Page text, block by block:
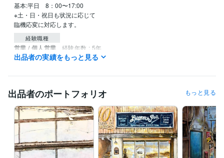
基本:平日　8：00〜17:00
※土・日・祝日も状況に応じて
臨機応変に対応します。
経験職種
営業 / 個人営業 経験年数 : 5年
メディア・出版・広告 / クリエイティブ・アートディレクター
ライフスタイル・その他 / 講師・インストラクター 経験年数 : 2年
職歴
YAMANE art club 2022年5月 ~ 現在
株式会社スクロール 1994年3月 ~ 2012年2月
受賞歴
第40回一陽展　一陽賞 第37回一陽展　奨励賞 第38回一陽展　奨励
賞 第3回　八戸市美術報奨
出品者の実績をもっと見る
出品者のポートフォリオ もっと見る